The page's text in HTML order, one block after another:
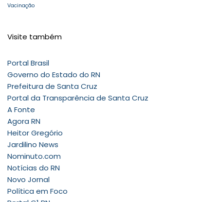
Vacinação
Visite também
Portal Brasil
Governo do Estado do RN
Prefeitura de Santa Cruz
Portal da Transparência de Santa Cruz
A Fonte
Agora RN
Heitor Gregório
Jardilino News
Nominuto.com
Notícias do RN
Novo Jornal
Política em Foco